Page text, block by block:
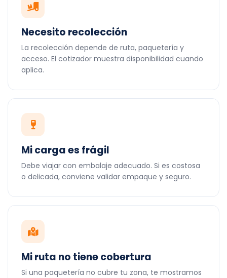
Necesito recolección
La recolección depende de ruta, paquetería y
acceso. El cotizador muestra disponibilidad cuando
aplica.
Mi carga es frágil
Debe viajar con embalaje adecuado. Si es costosa
o delicada, conviene validar empaque y seguro.
Mi ruta no tiene cobertura
Si una paquetería no cubre tu zona, te mostramos